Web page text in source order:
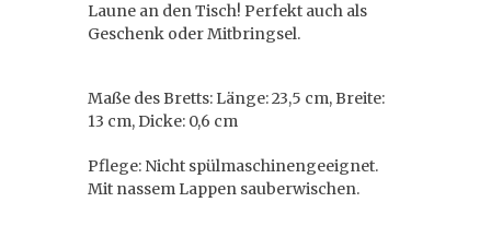
Laune an den Tisch! Perfekt auch als
Geschenk oder Mitbringsel.
Maße des Bretts: Länge: 23,5 cm, Breite:
13 cm, Dicke: 0,6 cm
Pflege: Nicht spülmaschinengeeignet.
Mit nassem Lappen sauberwischen.